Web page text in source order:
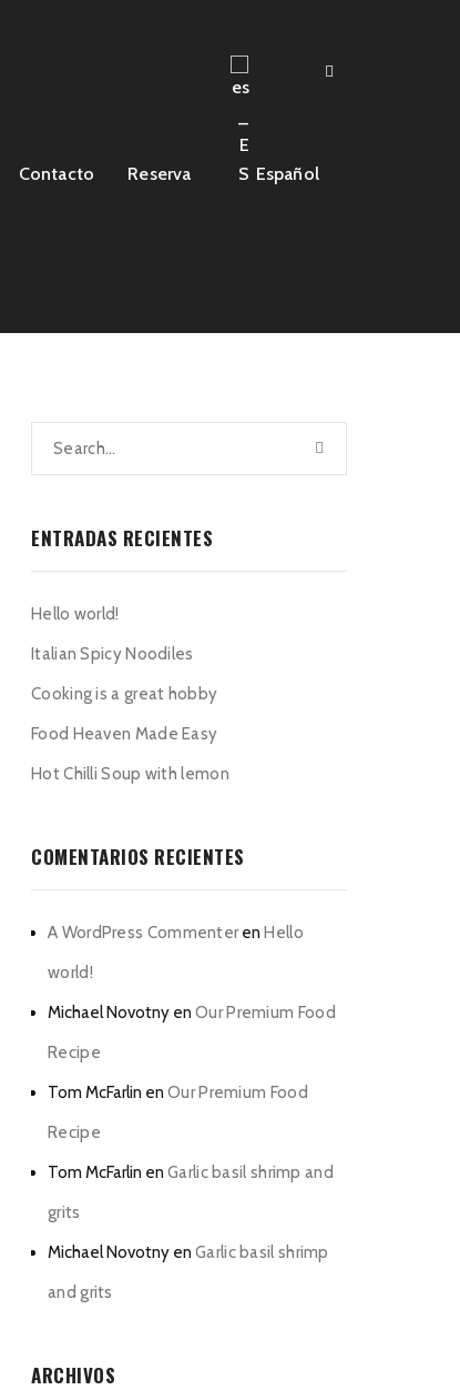
Contacto Reserva Español
ENTRADAS RECIENTES
Hello world!
Italian Spicy Noodiles
Cooking is a great hobby
Food Heaven Made Easy
Hot Chilli Soup with lemon
COMENTARIOS RECIENTES
A WordPress CommenterenHello
world!
Michael Novotny en Our Premium Food
Recipe
Tom McFarlin en Our Premium Food
Recipe
Tom McFarlin en Garlic basil shrimp and
grits
Michael Novotny en Garlic basil shrimp
and grits
ARCHIVOS